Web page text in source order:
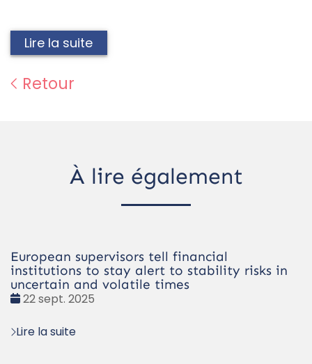
Lire la suite
Retour
À lire également
European supervisors tell financial
institutions to stay alert to stability risks in
uncertain and volatile times
Date
22 sept. 2025
Lire la suite